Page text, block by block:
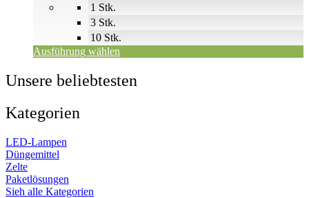
1 Stk.
3 Stk.
10 Stk.
Ausführung wählen
Unsere beliebtesten
Kategorien
LED-Lampen
Düngemittel
Zelte
Paketlösungen
Sieh alle Kategorien